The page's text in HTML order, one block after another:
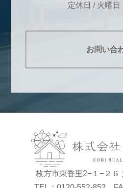
定休日 / 火曜日
お問い合
枚方市東香里2−１−２６